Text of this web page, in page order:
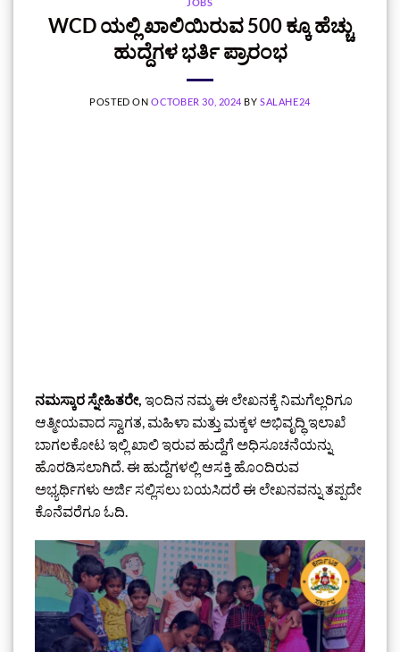
WCD ಯಲ್ಲಿ ಖಾಲಿಯಿರುವ 500 ಕ್ಕೂ ಹೆಚ್ಚು
ಹುದ್ದೆಗಳ ಭರ್ತಿ ಪ್ರಾರಂಭ
POSTED ON OCTOBER 30, 2024 BYSALAHE24
ನಮಸ್ಕಾರ ಸ್ನೇಹಿತರೇ, ಇಂದಿನ ನಮ್ಮ ಈ ಲೇಖನಕ್ಕೆ ನಿಮಗೆಲ್ಲರಿಗೂ
ಆತ್ಮೀಯವಾದ ಸ್ವಾಗತ, ಮಹಿಳಾ ಮತ್ತು ಮಕ್ಕಳ ಅಭಿವೃದ್ಧಿ ಇಲಾಖೆ
ಬಾಗಲಕೋಟ ಇಲ್ಲಿ ಖಾಲಿ ಇರುವ ಹುದ್ದೆಗೆ ಅಧಿಸೂಚನೆಯನ್ನು
ಹೊರಡಿಸಲಾಗಿದೆ. ಈ ಹುದ್ದೆಗಳಲ್ಲಿ ಆಸಕ್ತಿ ಹೊಂದಿರುವ
ಅಭ್ಯರ್ಥಿಗಳು ಅರ್ಜಿ ಸಲ್ಲಿಸಲು ಬಯಸಿದರೆ ಈ ಲೇಖನವನ್ನು ತಪ್ಪದೇ
ಕೊನೆವರೆಗೂ ಓದಿ.